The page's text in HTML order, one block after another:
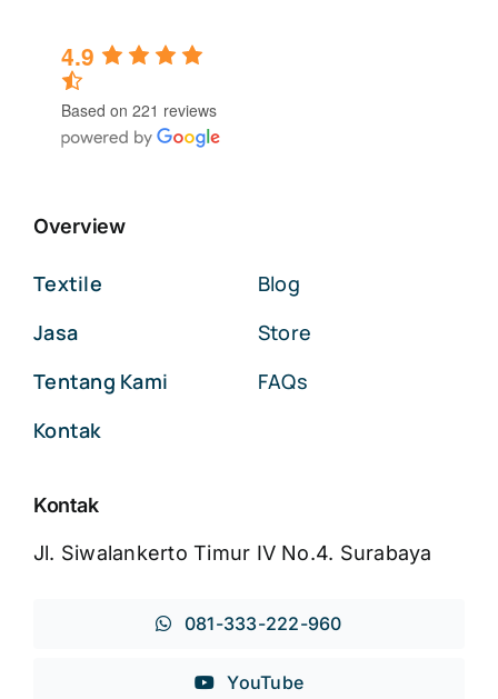
4.9
Based on 221 reviews
Overview
Textile
Jasa
Tentang Kami
Kontak
Blog
Store
FAQs
Kontak
Jl. Siwalankerto Timur IV No.4. Surabaya
081-333-222-960
YouTube